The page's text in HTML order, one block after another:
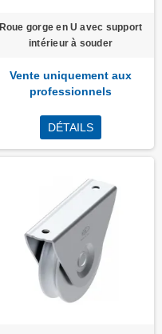
Roue gorge en U avec support
intérieur à souder
Vente uniquement aux
professionnels
DÉTAILS